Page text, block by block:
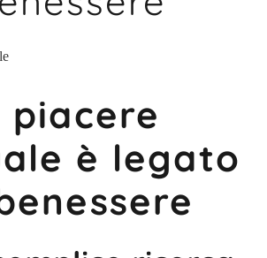
piacere
è legato